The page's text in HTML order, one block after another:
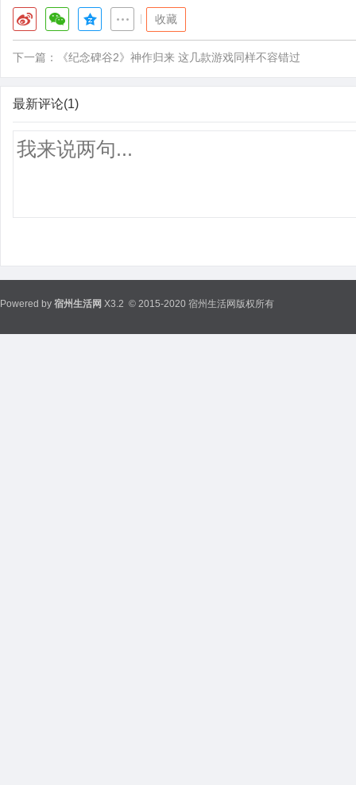
收藏
下一篇： 《纪念碑谷2》神作归来 这几款游戏同样不容错过
最新评论(1)
Powered by 宿州生活网 X3.2 © 2015-2020 宿州生活网版权所有